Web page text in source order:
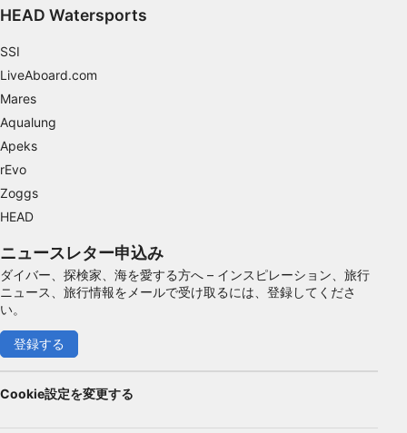
HEAD Watersports
SSI
LiveAboard.com
Mares
Aqualung
Apeks
rEvo
Zoggs
HEAD
ニュースレター申込み
ダイバー、探検家、海を愛する方へ – インスピレーション、旅行
ニュース、旅行情報をメールで受け取るには、登録してくださ
い。
登録する
Cookie設定を変更する
サービスを開発・改良する
用する
IAB特集：
スの識別
IAB以外の処理目的：
必要
性能
広告